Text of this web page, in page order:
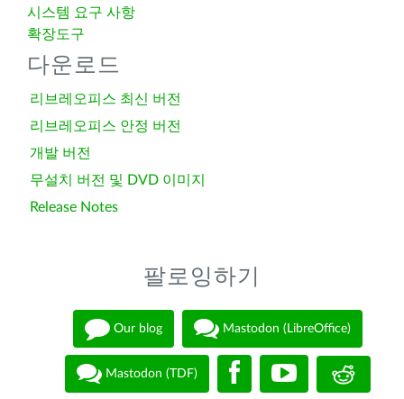
시스템 요구 사항
확장도구
다운로드
리브레오피스 최신 버전
리브레오피스 안정 버전
개발 버전
무설치 버전 및 DVD 이미지
Release Notes
팔로잉하기
Our blog Mastodon (LibreOffice)
Mastodon (TDF)